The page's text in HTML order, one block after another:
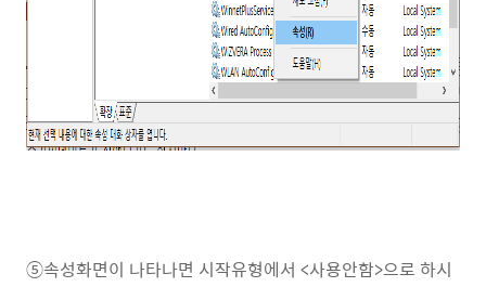
⑤속성화면이 나타나면 시작유형에서 <사용안함>으로 하시